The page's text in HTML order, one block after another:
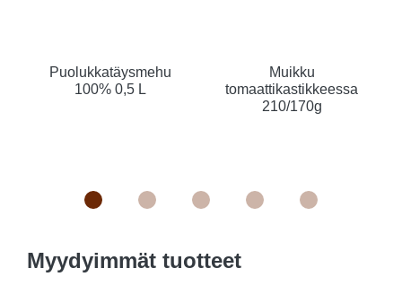
Puolukkatäysmehu
100% 0,5 L
Muikku
tomaattikastikkeessa
210/170g
Myydyimmät tuotteet